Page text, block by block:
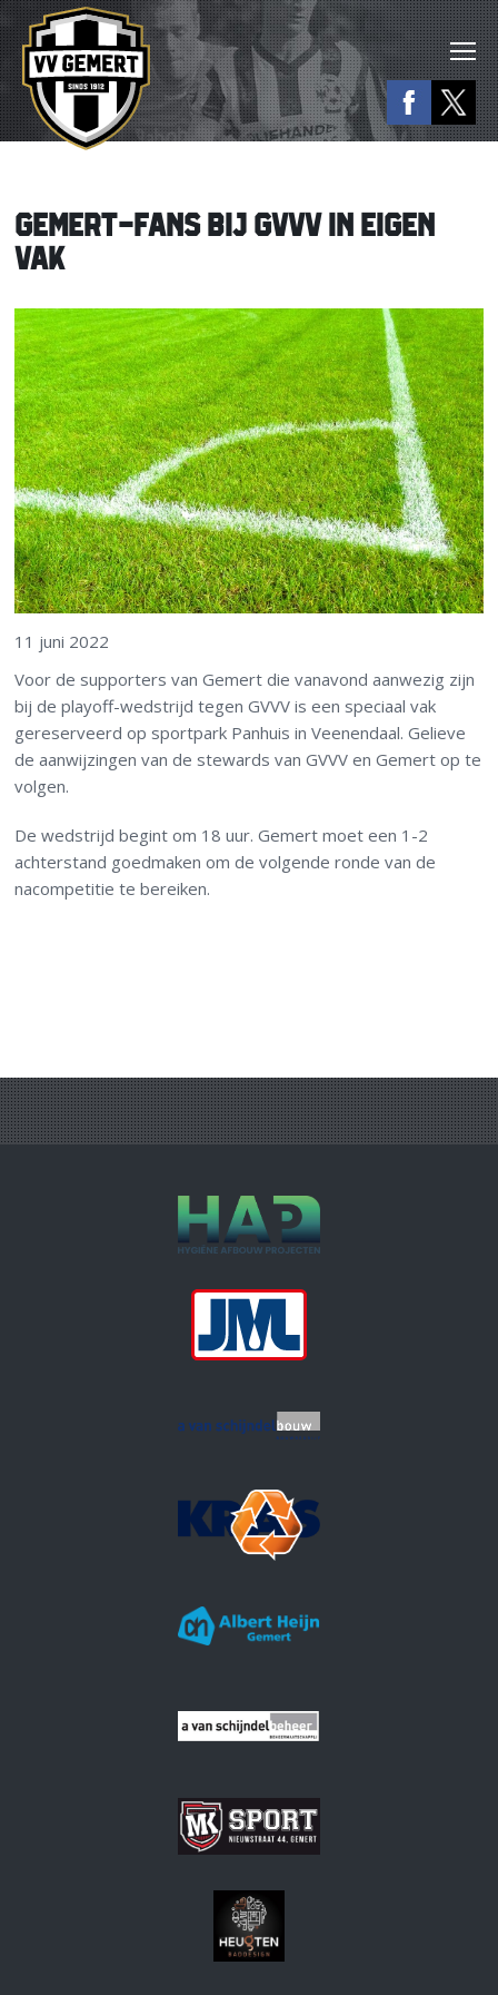
GEMERT-FANS BIJ GVVV IN EIGEN
VAK
11 juni 2022
Voor de supporters van Gemert die vanavond aanwezig zijn
bij de playoff-wedstrijd tegen GVVV is een speciaal vak
gereserveerd op sportpark Panhuis in Veenendaal. Gelieve
de aanwijzingen van de stewards van GVVV en Gemert op te
volgen.
De wedstrijd begint om 18 uur. Gemert moet een 1-2
achterstand goedmaken om de volgende ronde van de
nacompetitie te bereiken.